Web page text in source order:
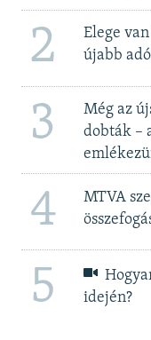
2
Elege
újabb
3
Még az
dobták –
4
MTVA
5
idején?